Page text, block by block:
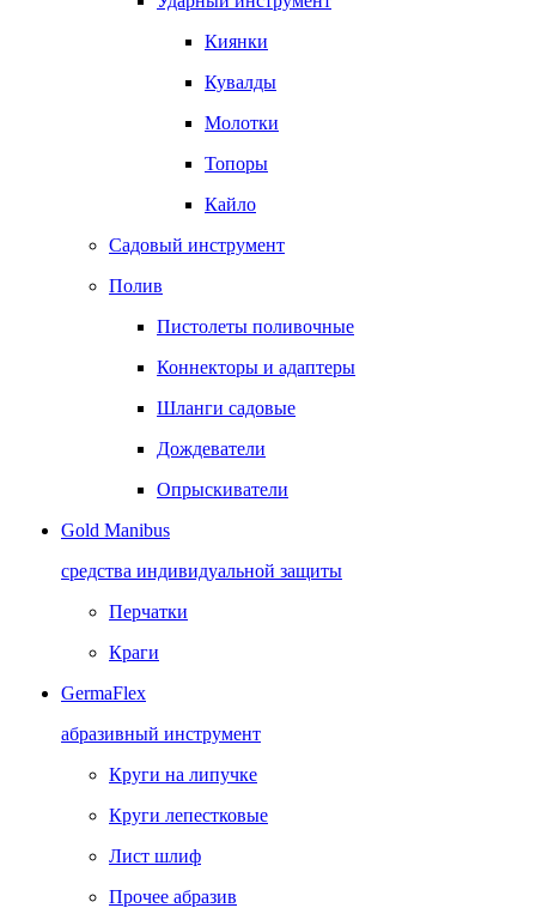
Киянки
Кувалды
Молотки
Топоры
Кайло
Садовый инструмент
Полив
Пистолеты поливочные
Коннекторы и адаптеры
Шланги садовые
Дождеватели
Опрыскиватели
Gold Manibus
средства индивидуальной защиты
Перчатки
Краги
GermaFlex
абразивный инструмент
Круги на липучке
Круги лепестковые
Лист шлиф
Прочее абразив